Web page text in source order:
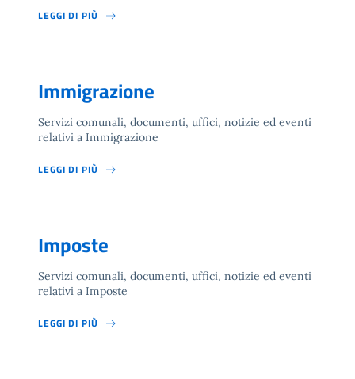
LEGGI DI PIÙ
Immigrazione
Servizi comunali, documenti, uffici, notizie ed eventi
relativi a Immigrazione
LEGGI DI PIÙ
Imposte
Servizi comunali, documenti, uffici, notizie ed eventi
relativi a Imposte
LEGGI DI PIÙ